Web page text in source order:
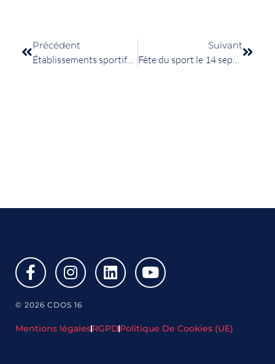
Précédent Suivant
© 2026 CDOS 16
Mentions légalesRGPD Politique De Cookies (UE)